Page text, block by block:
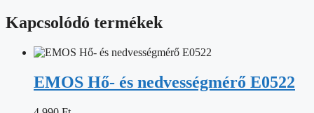
Kapcsolódó termékek
EMOS Hő- és nedvességmérő E0522